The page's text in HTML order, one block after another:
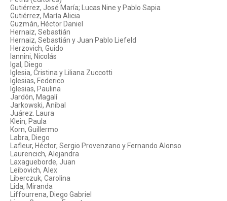
Gutiérrez, José María; Lucas Nine y Pablo Sapia
Gutiérrez, María Alicia
Guzmán, Héctor Daniel
Hernaiz, Sebastián
Hernaiz, Sebastián y Juan Pablo Liefeld
Herzovich, Guido
Iannini, Nicolás
Igal, Diego
Iglesia, Cristina y Liliana Zuccotti
Iglesias, Federico
Iglesias, Paulina
Jardón, Magalí
Jarkowski, Aníbal
Juárez. Laura
Klein, Paula
Korn, Guillermo
Labra, Diego
Lafleur, Héctor; Sergio Provenzano y Fernando Alonso
Laurencich, Alejandra
Laxagueborde, Juan
Leibovich, Alex
Liberczuk, Carolina
Lida, Miranda
Liffourrena, Diego Gabriel